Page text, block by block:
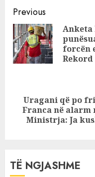
Namazgjasë
Continue
Reading
Previous
Anketa
forcën
Rekord
Next
post:
Uragani që po
Franca në alarm
Ministrja: Ja
TË NGJASHME